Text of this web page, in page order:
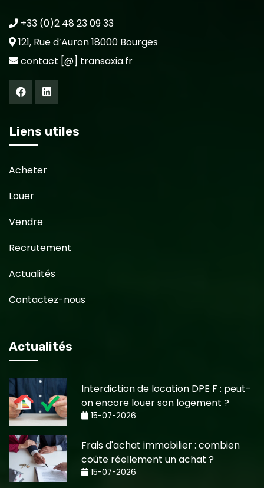
+33 (0)2 48 23 09 33
121, Rue d’Auron 18000 Bourges
contact [@] transaxia.fr
Liens utiles
Acheter
Louer
Vendre
Recrutement
Actualités
Contactez-nous
Actualités
Interdiction de location DPE F : peut-
on encore louer son logement ?
15-07-2026
Frais d'achat immobilier : combien
coûte réellement un achat ?
15-07-2026